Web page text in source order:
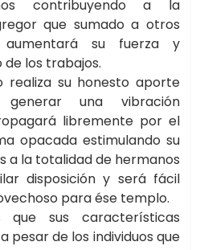
contribuyendo a la
que sumado a otros
su fuerza y
los trabajos.
realiza su honesto aporte
generar una vibración
libremente por el
opacada estimulando su
a la totalidad de hermanos
disposición y será fácil
para ése templo.
sus características
pesar de los individuos que